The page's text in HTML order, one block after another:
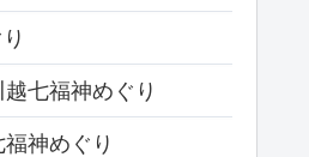
七福神めぐり
神めぐり